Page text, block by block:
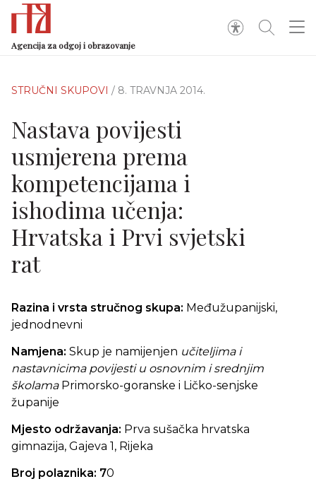
Agencija za odgoj i obrazovanje
STRUČNI SKUPOVI / 8. TRAVNJA 2014.
Nastava povijesti
usmjerena prema
kompetencijama i
ishodima učenja:
Hrvatska i Prvi svjetski
rat
Razina i vrsta stručnog skupa: Međužupanijski,
jednodnevni
Namjena: Skup je namijenjen učiteljima i
nastavnicima povijesti u osnovnim i srednjim
školama Primorsko-goranske i Ličko-senjske
županije
Mjesto održavanja: Prva sušačka hrvatska
gimnazija, Gajeva 1, Rijeka
Broj polaznika: 70